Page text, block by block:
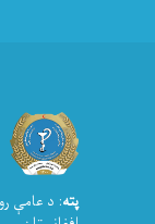
پته: د عامې